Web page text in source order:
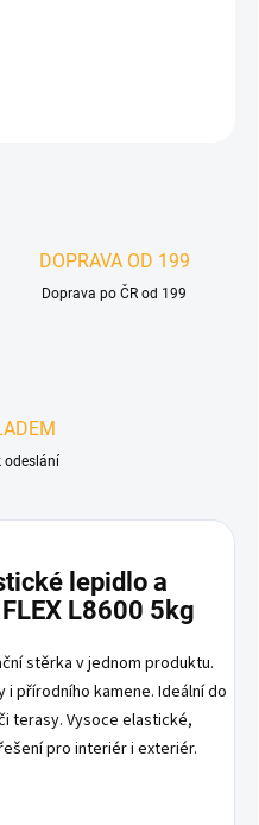
DOPRAVA OD 199
Doprava po ČR od 199
odeslání
lepidlo a
L8600 5kg
stěrka v jednom produktu.
přírodního kamene. Ideální do
terasy. Vysoce elastické,
pro interiér i exteriér.